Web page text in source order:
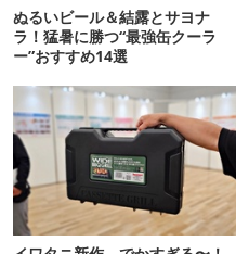
ぬるいビール＆結露とサヨナ
ラ！猛暑に勝つ“最強缶クーラ
ー”おすすめ14選